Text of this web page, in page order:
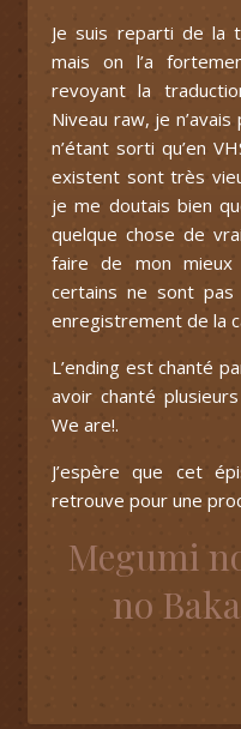
Je suis reparti de la
mais on l’a
revoyant la
Niveau raw, je n’avais
n’étant sorti qu’en
existent sont très
je me doutais bien
quelque chose de
faire de mon
certains ne sont pas
enregistrement de la
L’ending est chanté
avoir chanté
We are!.
J’espère que cet
retrouve pour une
Megumi
no